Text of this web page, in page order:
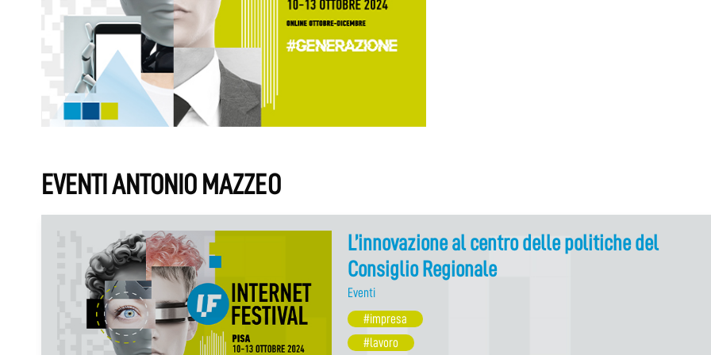
EVENTI ANTONIO MAZZEO
L’innovazione al centro delle politiche del
Consiglio Regionale
Eventi
#impresa
#lavoro